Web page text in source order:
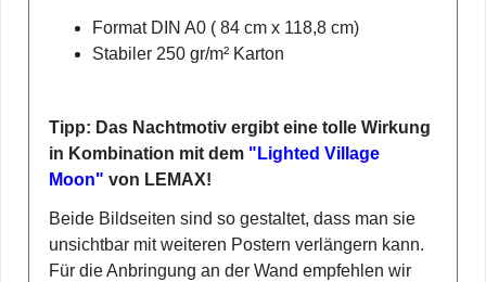
Format DIN A0 ( 84 cm x 118,8 cm)
Stabiler 250 gr/m² Karton
Tipp: Das Nachtmotiv ergibt eine tolle Wirkung
in Kombination mit dem "Lighted Village
Moon" von LEMAX!
Beide Bildseiten sind so gestaltet, dass man sie
unsichtbar mit weiteren Postern verlängern kann.
Für die Anbringung an der Wand empfehlen wir